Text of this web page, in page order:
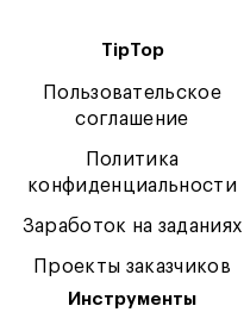
TipTop
Пользовательское
соглашение
Политика
конфиденциальности
Заработок на заданиях
Проекты заказчиков
Инструменты